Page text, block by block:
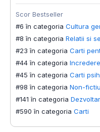
Scor Bestseller
#6 în categoria Cultura
#8 în categoria Relatii si
#23 în categoria Carti
#44 în categoria
#45 în categoria Carti
#98 în categoria Non-
#141 în categoria
#590 în categoria Carti